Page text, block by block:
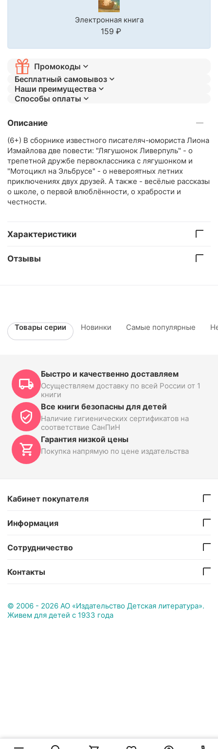
Электронная книга
‍159‍ ₽
Промокоды
Бесплатный самовывоз
Наши преимущества
Способы оплаты
Описание
(6+) В сборнике известного писателяч-юмориста Лиона
Измайлова две повести: "Лягушонок Ливерпуль" - о
трепетной дружбе первоклассника с лягушонком и
"Мотоцикл на Эльбрусе" - о невероятных летних
приключениях двух друзей. А также - весёлые рассказы
о школе, о первой влюблённости, о храбрости и
честности.
Характеристики
Отзывы
Товары серии Новинки Самые популярные
Быстро и качественно доставляем
Осуществляем доставку по всей России от 1
книги
Все книги безопасны для детей
Наличие гигиенических сертификатов на
соответствие СанПиН
Гарантия низкой цены
Покупка напрямую по цене издательства
Кабинет покупателя
Информация
Сотрудничество
Контакты
© 2006 - 2026 АО «Издательство Детская литература».
Живем для детей с 1933 года